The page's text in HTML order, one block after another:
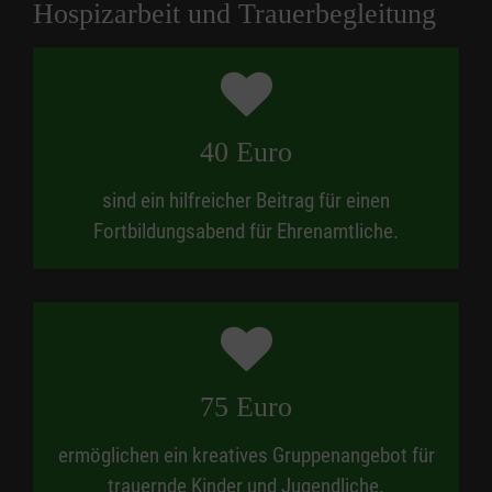
Hospizarbeit und Trauerbegleitung
40 Euro
sind ein hilfreicher Beitrag für einen
Fortbildungsabend für Ehrenamtliche.
75 Euro
ermöglichen ein kreatives Gruppenangebot für
trauernde Kinder und Jugendliche.